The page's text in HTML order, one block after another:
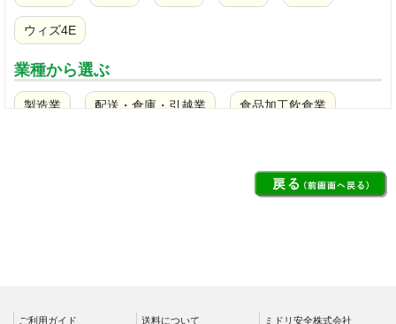
ウィズ4E
業種から選ぶ
製造業 配送・倉庫・引越業 食品加工飲食業
警備・保守業務
ご利用ガイド 送料について ミドリ安全株式会社